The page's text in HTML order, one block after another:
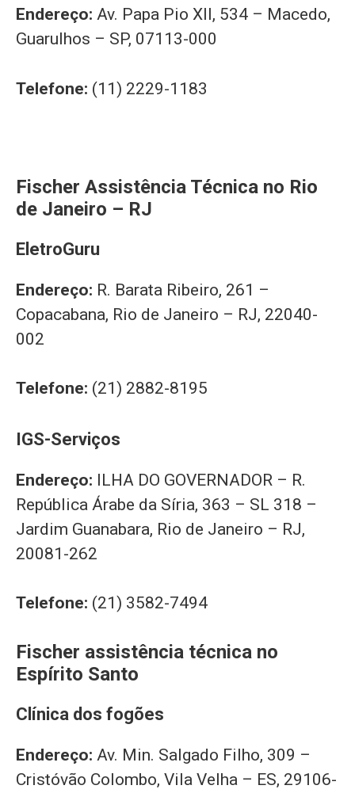
Endereço: Av. Papa Pio XII, 534 – Macedo,
Guarulhos – SP, 07113-000
Telefone: (11) 2229-1183
Fischer Assistência Técnica no Rio
de Janeiro – RJ
EletroGuru
Endereço: R. Barata Ribeiro, 261 –
Copacabana, Rio de Janeiro – RJ, 22040-
002
Telefone: (21) 2882-8195
IGS-Serviços
Endereço: ILHA DO GOVERNADOR – R.
República Árabe da Síria, 363 – SL 318 –
Jardim Guanabara, Rio de Janeiro – RJ,
20081-262
Telefone: (21) 3582-7494
Fischer assistência técnica no
Espírito Santo
Clínica dos fogões
Endereço: Av. Min. Salgado Filho, 309 –
Cristóvão Colombo, Vila Velha – ES, 29106-